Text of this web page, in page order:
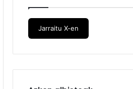
Jarraitu X-en